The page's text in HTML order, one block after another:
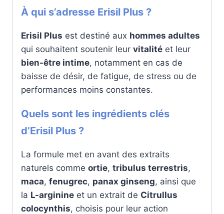
À qui s’adresse Erisil Plus ?
Erisil Plus est destiné aux hommes adultes
qui souhaitent soutenir leur vitalité et leur
bien-être intime, notamment en cas de
baisse de désir, de fatigue, de stress ou de
performances moins constantes.
Quels sont les ingrédients clés
d’Erisil Plus ?
La formule met en avant des extraits
naturels comme ortie, tribulus terrestris,
maca, fenugrec, panax ginseng, ainsi que
la L-arginine et un extrait de Citrullus
colocynthis, choisis pour leur action